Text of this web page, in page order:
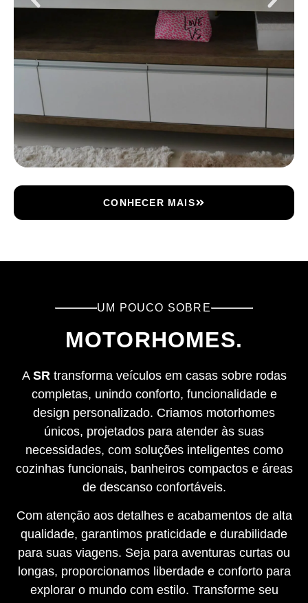
CONHECER MAIS
UM POUCO SOBRE
MOTORHOMES.
A SRtransforma veículos em casas sobre rodas
completas, unindo conforto, funcionalidade e
design personalizado. Criamos motorhomes
únicos, projetados para atender às suas
necessidades, com soluções inteligentes como
cozinhas funcionais, banheiros compactos e áreas
de descanso confortáveis.
Com atenção aos detalhes e acabamentos de alta
qualidade, garantimos praticidade e durabilidade
para suas viagens. Seja para aventuras curtas ou
longas, proporcionamos liberdade e conforto para
explorar o mundo com estilo. Transforme seu